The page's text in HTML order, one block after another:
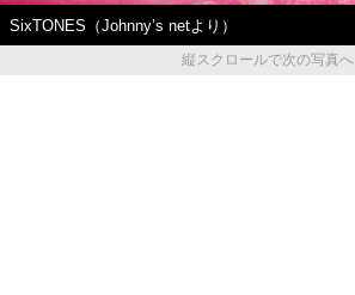
SixTONES（Johnny’s netより）
縦スクロールで次の写真へ